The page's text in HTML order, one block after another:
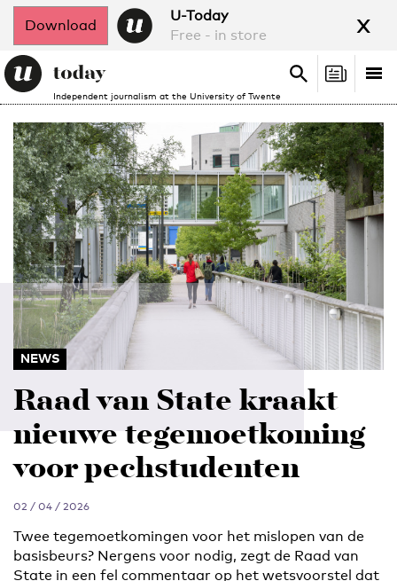
Download
U-Today
Free - in store
x
Independent journalism at the University of Twente
Search
Search
NEWS
Raad van State kraakt
nieuwe tegemoetkoming
voor pechstudenten
02 / 04 / 2026
Twee tegemoetkomingen voor het mislopen van de
basisbeurs? Nergens voor nodig, zegt de Raad van
State in een fel commentaar op het wetsvoorstel dat